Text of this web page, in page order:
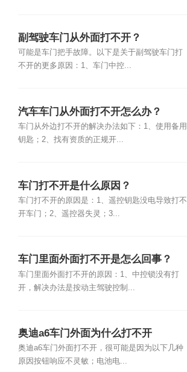
副驾驶车门从外面打不开？
可能是车门把手故障。以下是关于副驾驶车门打
不开的更多原因：1、车门中控...
汽车车门从外面打不开怎么办？
车门从外边打不开的解决办法如下：1、使用备用
钥匙；2、找有资质的正规开...
车门打不开是什么原因？
车门打不开的原因是：1、遥控钥匙没电导致打不
开车门；2、遥控器失灵；3...
车门里面外面打不开是怎么回事？
车门里面外面打不开的原因：1、中控锁没有打
开，解决办法是按动主驾驶控制...
奥迪a6车门外面为什么打不开
奥迪a6车门外面打不开，很可能是因为以下几种
原因按钮响应不灵敏；电池电...